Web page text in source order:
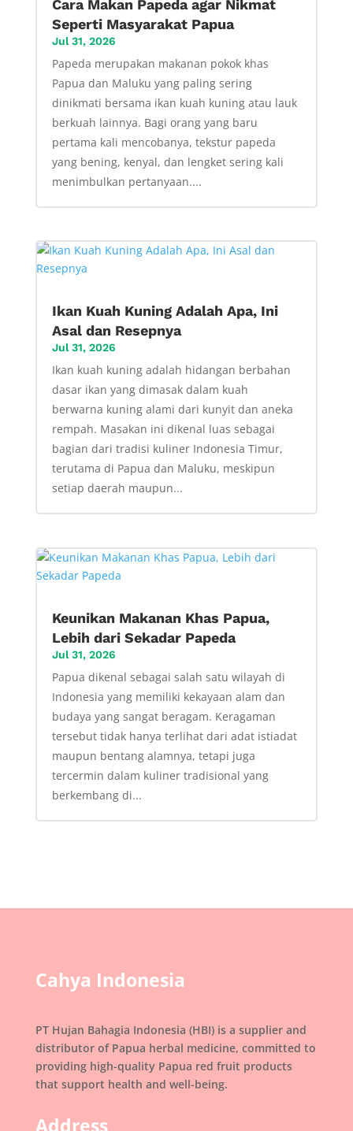
Cara Makan Papeda agar Nikmat
Seperti Masyarakat Papua
Jul 31, 2026
Papeda merupakan makanan pokok khas
Papua dan Maluku yang paling sering
dinikmati bersama ikan kuah kuning atau lauk
berkuah lainnya. Bagi orang yang baru
pertama kali mencobanya, tekstur papeda
yang bening, kenyal, dan lengket sering kali
menimbulkan pertanyaan....
Ikan Kuah Kuning Adalah Apa, Ini
Asal dan Resepnya
Jul 31, 2026
Ikan kuah kuning adalah hidangan berbahan
dasar ikan yang dimasak dalam kuah
berwarna kuning alami dari kunyit dan aneka
rempah. Masakan ini dikenal luas sebagai
bagian dari tradisi kuliner Indonesia Timur,
terutama di Papua dan Maluku, meskipun
setiap daerah maupun...
Keunikan Makanan Khas Papua,
Lebih dari Sekadar Papeda
Jul 31, 2026
Papua dikenal sebagai salah satu wilayah di
Indonesia yang memiliki kekayaan alam dan
budaya yang sangat beragam. Keragaman
tersebut tidak hanya terlihat dari adat istiadat
maupun bentang alamnya, tetapi juga
tercermin dalam kuliner tradisional yang
berkembang di...
Cahya Indonesia
PT Hujan Bahagia Indonesia (HBI) is a supplier and
distributor of Papua herbal medicine, committed to
providing high-quality Papua red fruit products
that support health and well-being.
Address